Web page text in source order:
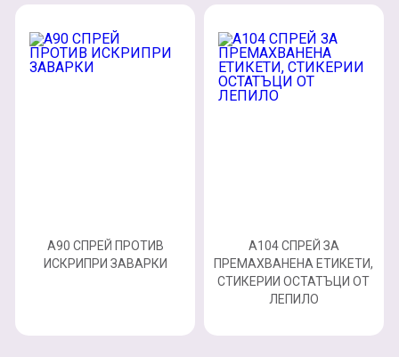
A90 СПРЕЙ ПРОТИВ
ИСКРИПРИ ЗАВАРКИ
A104 СПРЕЙ ЗА
ПРЕМАХВАНЕНА ЕТИКЕТИ,
СТИКЕРИИ ОСТАТЪЦИ ОТ
ЛЕПИЛО